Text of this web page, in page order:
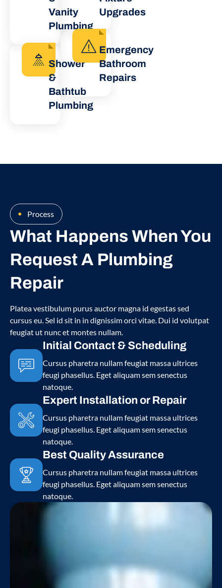
Vanity
Plumbing
Shower
&
Bathtub
Plumbing
Upgrades
Emergency
Bathroom
Repairs
Process
What Happens When You
Request A Plumbing
Repair
Platea vestibulum purus auctor magna id egestas sed
cursus eu. Sel id sit in in dignissim orci vitae. Dui id volutpat
feugiat ut nunc et montes nullam.
Initial Contact & Scheduling
Cursus pharetra nullam feugiat massa ultrices
feugi phasellus. Eget aliquam sem senectus
natoque.
Expert Installation or Repair
Cursus pharetra nullam feugiat massa ultrices
feugi phasellus. Eget aliquam sem senectus
natoque.
Best Quality Assurance
Cursus pharetra nullam feugiat massa ultrices
feugi phasellus. Eget aliquam sem senectus
natoque.